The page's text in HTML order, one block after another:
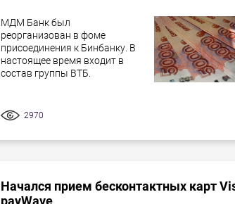
МДМ Банк был
реорганизован в фоме
присоединения к Бинбанку. В
настоящее время входит в
состав группы ВТБ.
2970
Начался прием бесконтактных карт
payWave